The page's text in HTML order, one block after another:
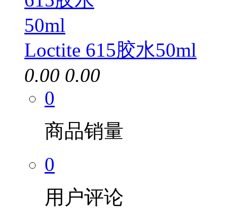
Loctite 615胶水50ml
0.00 0.00
0
商品销量
0
用户评论